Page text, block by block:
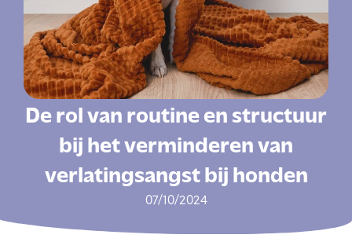
De rol van routine en structuur
bij het verminderen van
verlatingsangst bij honden
07/10/2024